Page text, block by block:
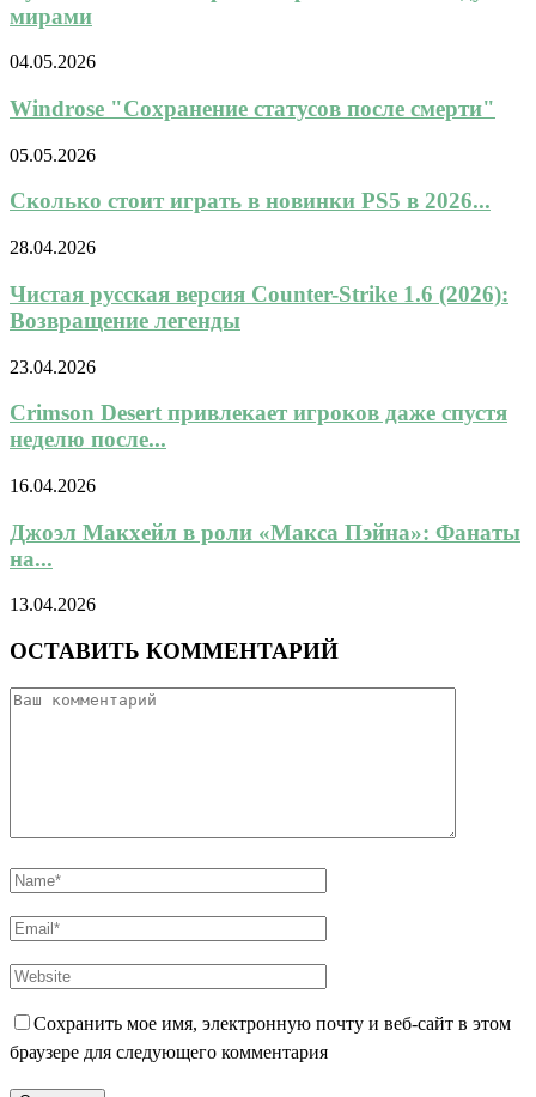
мирами
04.05.2026
Windrose "Сохранение статусов после смерти"
05.05.2026
Сколько стоит играть в новинки PS5 в 2026...
28.04.2026
Чистая русская версия Counter-Strike 1.6 (2026):
Возвращение легенды
23.04.2026
Crimson Desert привлекает игроков даже спустя
неделю после...
16.04.2026
Джоэл Макхейл в роли «Макса Пэйна»: Фанаты
на...
13.04.2026
ОСТАВИТЬ КОММЕНТАРИЙ
Сохранить мое имя, электронную почту и веб-сайт в этом
браузере для следующего комментария